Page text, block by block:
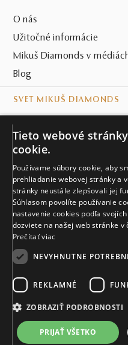
2 582 €
Vyrobíme a doručíme do 21 dní
O nás
Užitočné informácie
Mikuš Diamonds v
Blog
SVET MIKUŠ DIAMONDS
KONTAKT
Naše klenotníctva
Sídlo spoločnosti
© MIKUŠ DIAMONDS, A.S.
Tieto webové
cookie.
Používame súbory cookie, aby
prehliadanie webovej stránky a
stránky neustále zlepšovali jej
Súhlasom povolíte používanie
nastavenie cookies podľa
dozviete na našej web stránke
Prečítať viac
NEVYHNUTNE
REKLAMNÉ
ZOBRAZIŤ PODROBNOSTI
PRIJAŤ VŠETKO